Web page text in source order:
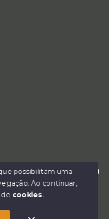
e encontre
Imobiliários - Todos
possibilitam uma
Ao continuar,
cookies.